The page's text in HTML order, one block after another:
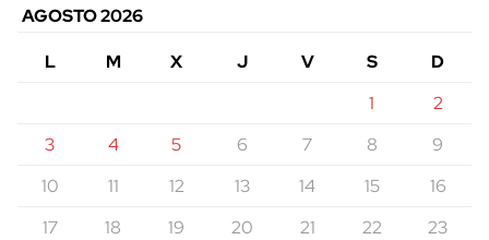
AGOSTO 2026
L
M X J V S
D
1
2
3
4 5 6 7 8
9
10
11 12 13 14 15
16
17
18 19 20 21 22
23